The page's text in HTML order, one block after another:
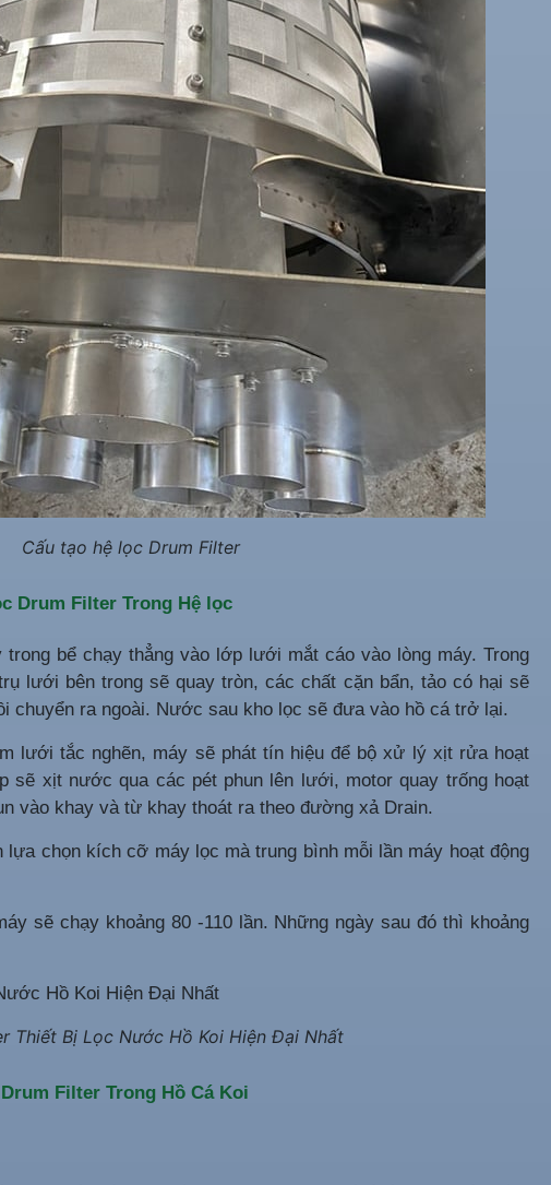
Cấu tạo hệ lọc Drum Filter
Drum Filter Trong Hệ lọc
bể chạy thẳng vào lớp lưới mắt cáo vào lòng máy. Trong
lưới bên trong sẽ quay tròn, các chất cặn bẩn, tảo có hại sẽ
chuyển ra ngoài. Nước sau kho lọc sẽ đưa vào hồ cá trở lại.
lưới tắc nghẽn, máy sẽ phát tín hiệu để bộ xử lý xịt rửa hoạt
sẽ xịt nước qua các pét phun lên lưới, motor quay trống hoạt
vào khay và từ khay thoát ra theo đường xả Drain.
chọn kích cỡ máy lọc mà trung bình mỗi lần máy hoạt động
sẽ chạy khoảng 80 -110 lần. Những ngày sau đó thì khoảng
Thiết Bị Lọc Nước Hồ Koi Hiện Đại Nhất
Filter Trong Hồ Cá Koi